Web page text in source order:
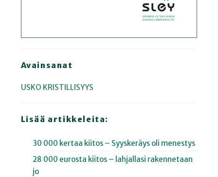
Avainsanat
USKO KRISTILLISYYS
Lisää artikkeleita:
30 000 kertaa kiitos – Syyskeräys oli menestys
28 000 eurosta kiitos – lahjallasi rakennetaan
jo